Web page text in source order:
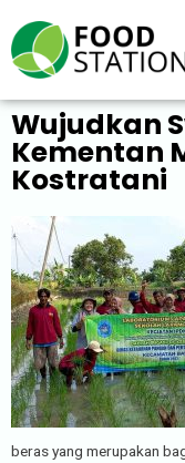
Wujudkan
Kementan
Kostratani
beras yang merupakan